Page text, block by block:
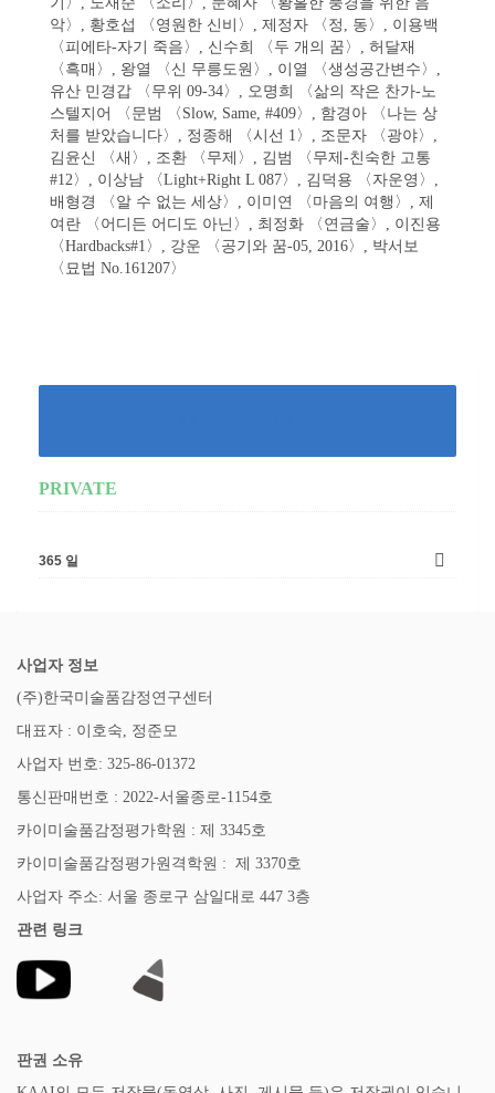
악〉, 황호섭 〈영원한 신비〉, 제정자 〈정, 동〉, 이용백
〈피에타-자기 죽음〉, 신수희 〈두 개의 꿈〉, 허달재
〈흑매〉, 왕열 〈신 무릉도원〉, 이열 〈생성공간변수〉,
유산 민경갑 〈무위 09-34〉, 오명희 〈삶의 작은 찬가-노
스텔지어 〈문범 〈Slow, Same, #409〉, 함경아 〈나는 상
처를 받았습니다〉, 정종해 〈시선 1〉, 조문자 〈광야〉,
김윤신 〈새〉, 조환 〈무제〉, 김범 〈무제-친숙한 고통
#12〉, 이상남 〈Light+Right L 087〉, 김덕용 〈자운영〉,
배형경 〈알 수 없는 세상〉, 이미연 〈마음의 여행〉, 제
여란 〈어디든 어디도 아닌〉, 최정화 〈연금술〉, 이진용
〈Hardbacks#1〉, 강운 〈공기와 꿈-05, 2016〉, 박서보
〈묘법 No.161207〉
PRIVATE
365 일
사업자 정보
(주)한국미술품감정연구센터
대표자 : 이호숙, 정준모
사업자 번호: 325-86-01372
통신판매번호 : 2022-서울종로-1154호
카이미술품감정평가학원 : 제 3345호
카이미술품감정평가원격학원 : 제 3370호
사업자 주소: 서울 종로구 삼일대로 447 3층
관련 링크
판권 소유